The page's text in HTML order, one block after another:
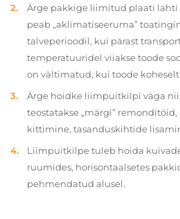
Ärge pakkige liimitud plaati lahti
peab „aklimatiseeruma”
talveperioodil, kui pärast
temperatuuridel viiakse toode
on vältimatud, kui toode
Ärge hoidke liimpuitkilpi väga
teostatakse „märgi”
kittimine, tasanduskihtide
Liimpuitkilpe tuleb hoida
ruumides, horisontaalsetes
pehmendatud alusel.